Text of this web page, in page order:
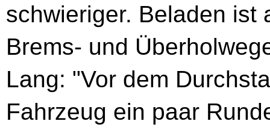
schwieriger. Beladen ist
Brems- und
Lang: "Vor dem
Fahrzeug ein paar